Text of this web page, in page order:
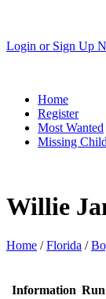
Login or Sign Up
Home
Register
Most Wanted
Missing
Willie
Home /Florida /
Information